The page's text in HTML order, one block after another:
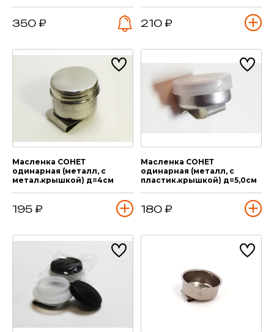
350 ₽ 210 ₽
Масленка СОНЕТ
одинарная (металл, с
метал.крышкой) д=4см
195 ₽
Масленка СОНЕТ
одинарная (металл, с
пластик.крышкой) д=5,0см
180 ₽